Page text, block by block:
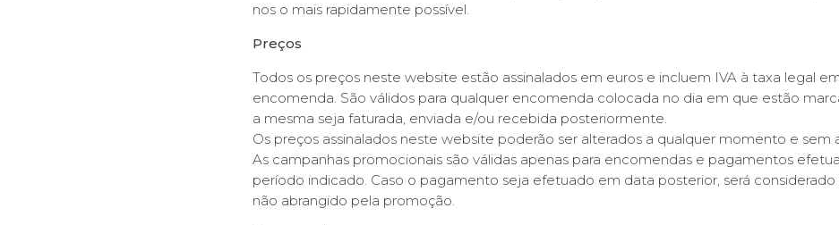
nos o mais rapidamente possível.
Preços
Todos os preços neste website estão assinalados em euros e incluem IVA à taxa legal
encomenda. São válidos para qualquer encomenda colocada no dia em que estão
a mesma seja faturada, enviada e/ou recebida posteriormente.
Os preços assinalados neste website poderão ser alterados a qualquer momento e sem
As campanhas promocionais são válidas apenas para encomendas e pagamentos
período indicado. Caso o pagamento seja efetuado em data posterior, será considerado
não abrangido pela promoção.